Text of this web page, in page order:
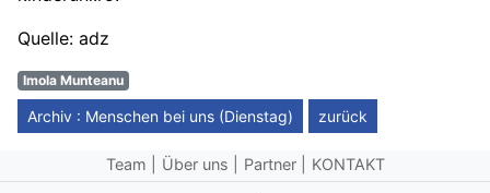
Quelle: adz
Imola Munteanu
Archiv : Menschen bei uns (Dienstag) zurück
Team Über uns Partner KONTAKT